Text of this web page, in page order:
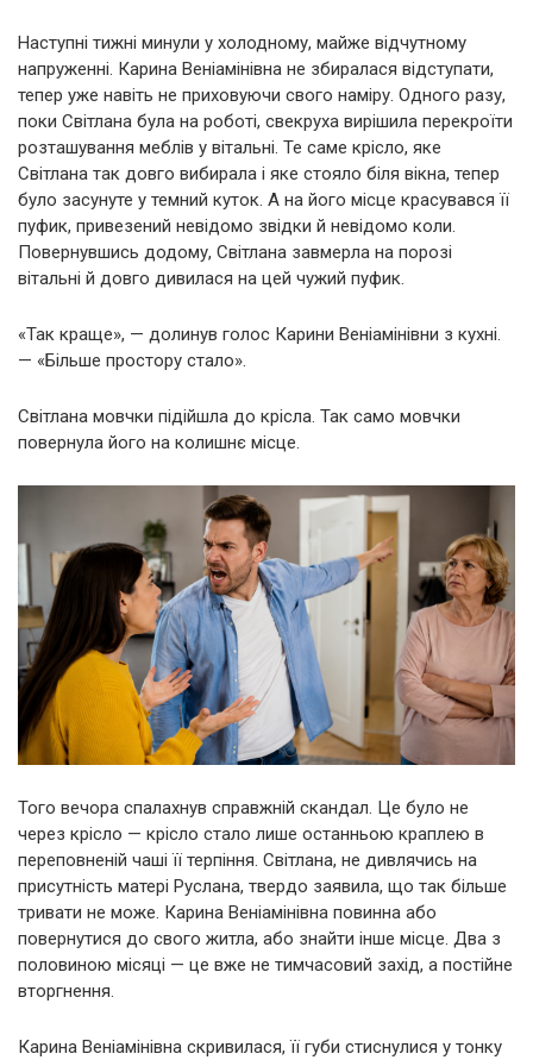
Наступні тижні минули у холодному, майже відчутному
напруженні. Карина Веніамінівна не збиралася відступати,
тепер уже навіть не приховуючи свого наміру. Одного разу,
поки Світлана була на роботі, свекруха вирішила перекроїти
розташування меблів у вітальні. Те саме крісло, яке
Світлана так довго вибирала і яке стояло біля вікна, тепер
було засунуте у темний куток. А на його місце красувався її
пуфик, привезений невідомо звідки й невідомо коли.
Повернувшись додому, Світлана завмерла на порозі
вітальні й довго дивилася на цей чужий пуфик.
«Так краще», — долинув голос Карини Веніамінівни з кухні.
— «Більше простору стало».
Світлана мовчки підійшла до крісла. Так само мовчки
повернула його на колишнє місце.
Того вечора спалахнув справжній скандал. Це було не
через крісло — крісло стало лише останньою краплею в
переповненій чаші її терпіння. Світлана, не дивлячись на
присутність матері Руслана, твердо заявила, що так більше
тривати не може. Карина Веніамінівна повинна або
повернутися до свого житла, або знайти інше місце. Два з
половиною місяці — це вже не тимчасовий захід, а постійне
вторгнення.
Карина Веніамінівна скривилася, її губи стиснулися у тонку